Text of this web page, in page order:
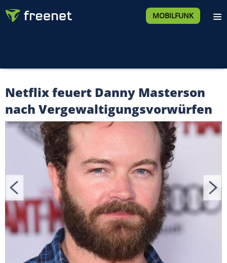
MOBILFUNK
Netflix feuert Danny Masterson
nach Vergewaltigungsvorwürfen